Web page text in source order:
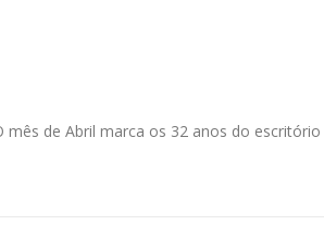
de Abril marca os 32 anos do